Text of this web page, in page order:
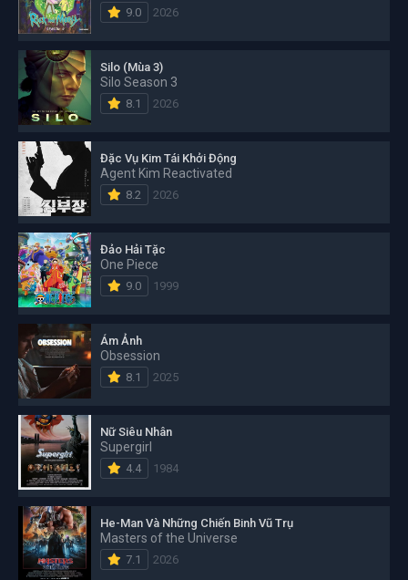
9.0 2026
Silo (Mùa 3)
Silo Season 3
8.1 2026
Đặc Vụ Kim Tái Khởi Động
Agent Kim Reactivated
8.2 2026
Đảo Hải Tặc
One Piece
9.0 1999
Ám Ảnh
Obsession
8.1 2025
Nữ Siêu Nhân
Supergirl
4.4 1984
He-Man Và Những Chiến Binh Vũ Trụ
Masters of the Universe
7.1 2026